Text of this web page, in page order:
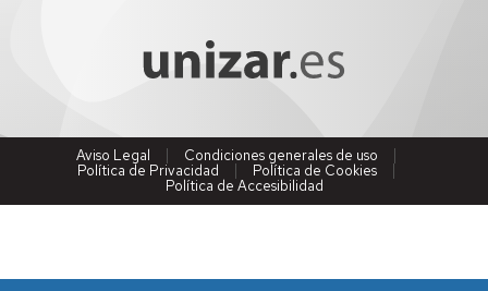
Aviso Legal
Condiciones generales de uso
Política de Privacidad
Política de Cookies
Política de Accesibilidad